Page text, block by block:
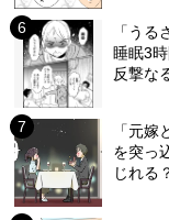
「う
睡眠3
反撃な
「元
を突っ
じれる